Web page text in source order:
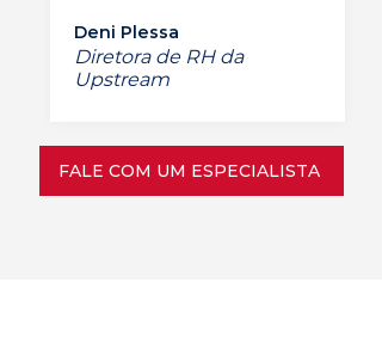
Deni Plessa
Diretora de RH da
Upstream
FALE COM UM ESPECIALISTA